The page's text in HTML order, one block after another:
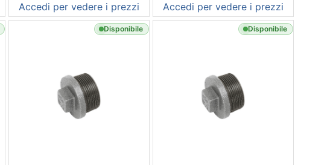
Accedi per vedere i prezzi Accedi per vedere i prezzi
Disponibile Disponibile